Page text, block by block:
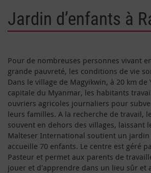
Jardin d’enfants à
Pour de nombreuses personnes vivant
grande pauvreté, les conditions de vie
Dans le village de Magyikwin, à 20 km de
capitale du Myanmar, les habitants
ouvriers agricoles journaliers pour
leurs familles. A la recherche de travail,
souvent en dehors des villages, laissant
Malteser International soutient un jardin
accueille 70 enfants. Le centre est géré
Pasteur et permet aux parents de
jouer et d'apprendre dans un lieu sûr et